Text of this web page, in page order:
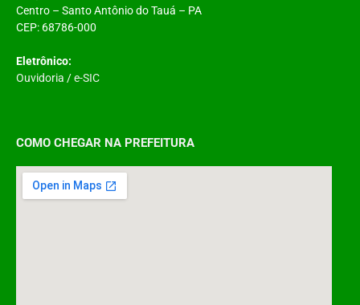
Centro – Santo Antônio do Tauá – PA
CEP: 68786-000
Eletrônico:
Ouvidoria /e-SIC
COMO CHEGAR NA PREFEITURA